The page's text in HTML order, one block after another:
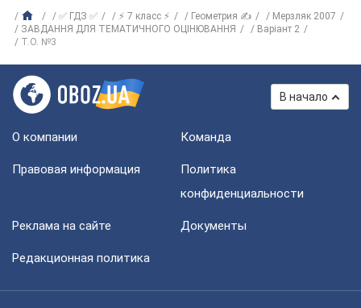
✅ ГДЗ ✅ ⚡ 7 класс ⚡ Геометрия ✍
Мерзляк 2007
ЗАВДАННЯ ДЛЯ ТЕМАТИЧНОГО ОЦІНЮВАННЯ
Варіант 2
Т.О. №3
В начало
О компании Команда
Правовая информация
Политика
конфиденциальности
Реклама на сайте Документы
Редакционная политика